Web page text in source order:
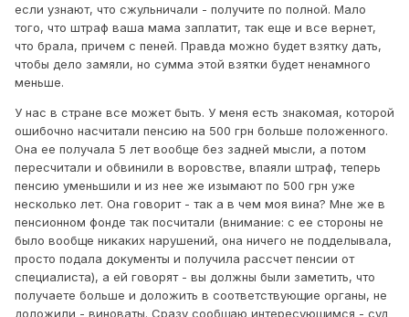
если узнают, что сжульничали - получите по полной. Мало
того, что штраф ваша мама заплатит, так еще и все вернет,
что брала, причем с пеней. Правда можно будет взятку дать,
чтобы дело замяли, но сумма этой взятки будет ненамного
меньше.
У нас в стране все может быть. У меня есть знакомая, которой
ошибочно насчитали пенсию на 500 грн больше положенного.
Она ее получала 5 лет вообще без задней мысли, а потом
пересчитали и обвинили в воровстве, впаяли штраф, теперь
пенсию уменьшили и из нее же изымают по 500 грн уже
несколько лет. Она говорит - так а в чем моя вина? Мне же в
пенсионном фонде так посчитали (внимание: с ее стороны не
было вообще никаких нарушений, она ничего не подделывала,
просто подала документы и получила рассчет пенсии от
специалиста), а ей говорят - вы должны были заметить, что
получаете больше и доложить в соответствующие органы, не
доложили - виноваты. Сразу сообщаю интересующимся - суд